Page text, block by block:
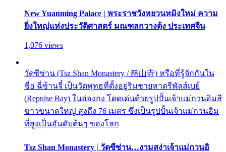
New Yuanming Palace | พระราชวังหยวนหมิงใหม่ ความ
ยิ่งใหญ่แห่งประวัติศาสตร์ มณฑลกวางตุ้ง ประเทศจีน
1,076 views
วัดซีซ่าน (Tsz Shan Monastery / 慈山寺) หรือที่รู้จักกันใน
ชื่อ ฉี่ซ้านจี๋ เป็นวัดพุทธที่ตั้งอยู่ริมชายหาดรีพัลส์เบย์
(Repulse Bay) ในฮ่องกง โดดเด่นด้วยรูปปั้นเจ้าแม่กวนอิมสี
ขาวขนาดใหญ่ สูงถึง 76 เมตร ซึ่งเป็นรูปปั้นเจ้าแม่กวนอิม
ที่สูงเป็นอันดับต้นๆ ของโลก
Tsz Shan Monastery | วัดซีซ่าน…งามสง่าเจ้าแม่กวนอิ